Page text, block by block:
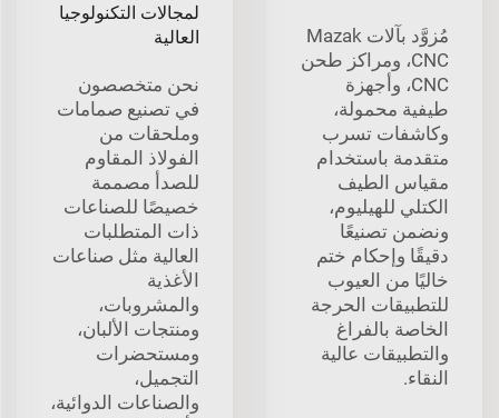
مُزوَّد بآلات Mazak
CNC، ومراكز طحن
CNC، وأجهزة
طيفية محمولة،
وكاشفات تسرب
متقدمة باستخدام
مقياس الطيف
الكتلي للهيليوم،
ونضمن تصنيعًا
دقيقًا وإحكام ختم
خاليًا من العيوب
للتطبيقات الحرجة
الخاصة بالفراغ
والتطبيقات عالية
النقاء.
لمجالات التكنولوجيا
العالية
نحن متخصصون
في تصنيع صمامات
وملحقات من
الفولاذ المقاوم
للصدأ مصممة
خصيصًا للصناعات
ذات المتطلبات
العالية مثل صناعات
الأغذية
والمشروبات،
ومنتجات الألبان،
ومستحضرات
التجميل،
والصناعات الدوائية،